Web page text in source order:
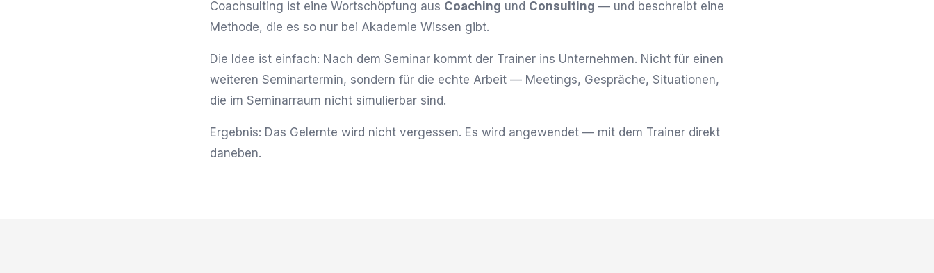
Coachsulting ist eine Wortschöpfung aus Coaching und Consulting — und beschreibt eine
Methode, die es so nur bei Akademie Wissen gibt.
Die Idee ist einfach: Nach dem Seminar kommt der Trainer ins Unternehmen. Nicht für einen
weiteren Seminartermin, sondern für die echte Arbeit — Meetings, Gespräche, Situationen,
die im Seminarraum nicht simulierbar sind.
Ergebnis: Das Gelernte wird nicht vergessen. Es wird angewendet — mit dem Trainer direkt
daneben.